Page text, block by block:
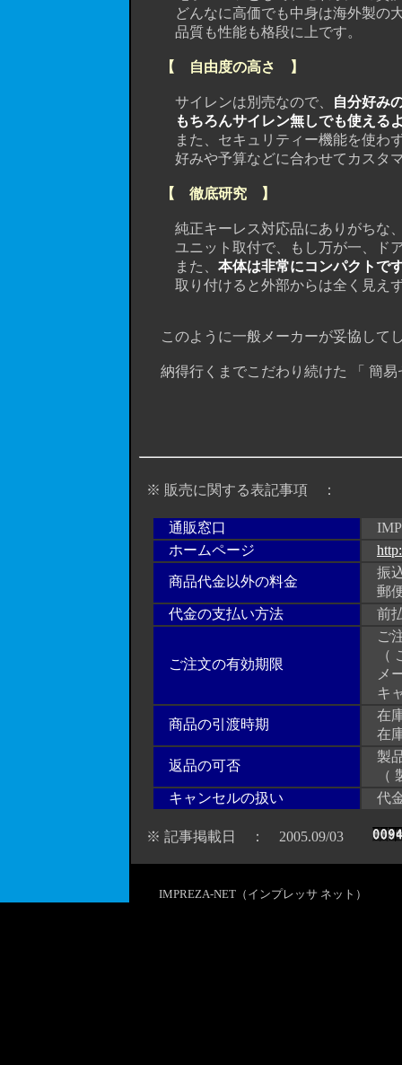
どんなに高価でも中身は海外製の大
品質も性能も格段に上です。
【 自由度の高さ 】
サイレンは別売なので、
自分好み
もちろんサイレン無しでも使える
また、セキュリティー機能を使わ
好みや予算などに合わせてカスタマ
【 徹底研究 】
純正キーレス対応品にありがちな
ユニット取付で、もし万が一、ドア
また、 本体は非常にコンパクトで
取り付けると外部からは全く見えず
このように一般メーカーが妥協して
納得行くまでこだわり続けた 「 簡易
※ 販売に関する表記事項 ：
通販窓口
ホームページ
商品代金以外の料金
振
郵
代金の支払い方法
前
ご注文の有効期限
ご
（
メ
キ
商品の引渡時期
在
在
返品の可否
製
（
キャンセルの扱い
代
※ 記事掲載日 ： 2005.09/03
IMPREZA-NET（インプレッサ ネット）